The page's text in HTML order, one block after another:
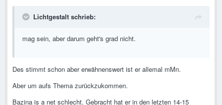
Lichtgestalt schrieb:
mag sein, aber darum geht's grad nicht.
Des stimmt schon aber erwähnenswert ist er allemal mMn.
Aber um aufs Thema zurückzukommen.
Bazina is a net schlecht. Gebracht hat er in den letzten 14-15